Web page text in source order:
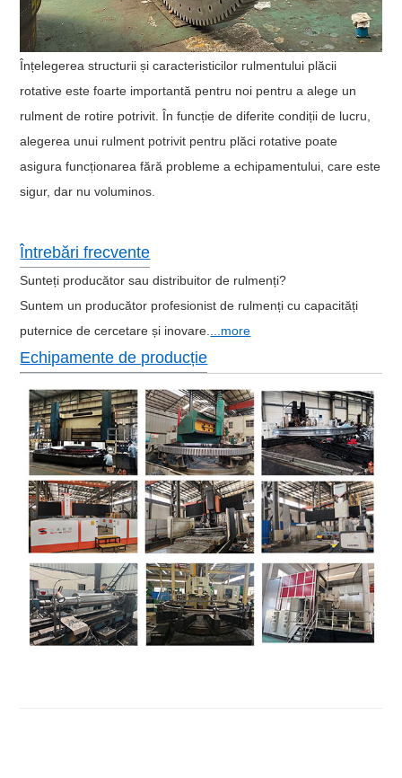
Înțelegerea structurii și caracteristicilor rulmentului plăcii
rotative este foarte importantă pentru noi pentru a alege un
rulment de rotire potrivit. În funcție de diferite condiții de lucru,
alegerea unui rulment potrivit pentru plăci rotative poate
asigura funcționarea fără probleme a echipamentului, care este
sigur, dar nu voluminos.
Întrebări frecvente
Sunteți producător sau distribuitor de rulmenți?
Suntem un producător profesionist de rulmenți cu capacități
puternice de cercetare și inovare.
...more
Echipamente de producție